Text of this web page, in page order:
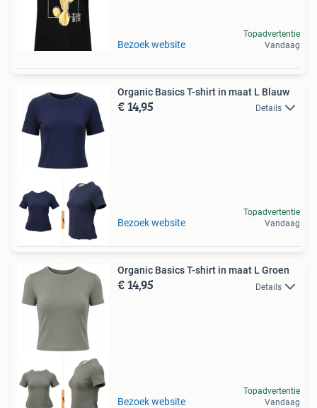
Bezoek website
Topadvertentie
Vandaag
Tot 75% voordeel
Organic Basics T-shirt in maat L Blauw
€ 14,95 Details
Bezoek website
Topadvertentie
Vandaag
Tot 75% voordeel
Organic Basics T-shirt in maat L Groen
€ 14,95 Details
Bezoek website
Topadvertentie
Vandaag